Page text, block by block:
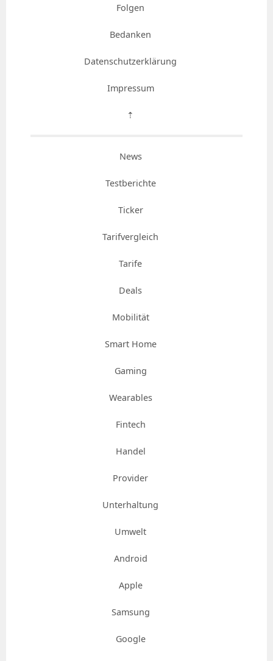
Folgen
Bedanken
Datenschutzerklärung
Impressum
⇡
News
Testberichte
Ticker
Tarifvergleich
Tarife
Deals
Mobilität
Smart Home
Gaming
Wearables
Fintech
Handel
Provider
Unterhaltung
Umwelt
Android
Apple
Samsung
Google